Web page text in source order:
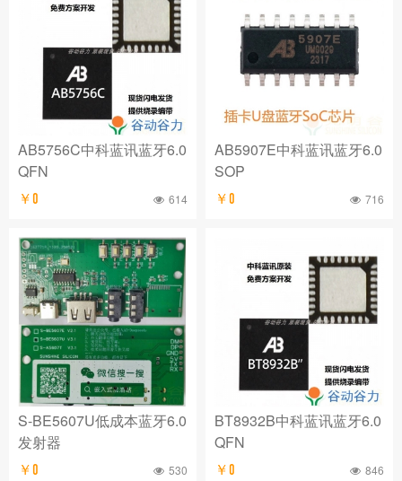
联系我们
社区
AB5756C中科蓝讯蓝牙6.0
QFN
￥0 614
AB5907E中科蓝讯蓝牙6.0
SOP
￥0 716
S-BE5607U低成本蓝牙6.0
发射器
￥0 530
BT8932B中科蓝讯蓝牙6.0
QFN
￥0 846